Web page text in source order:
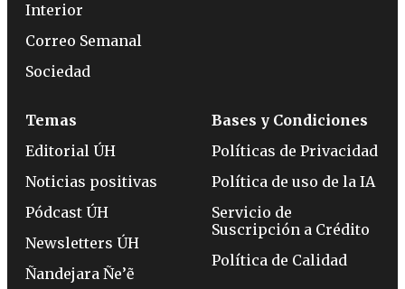
Interior
Correo Semanal
Sociedad
Temas
Editorial ÚH
Noticias positivas
Pódcast ÚH
Newsletters ÚH
Ñandejara Ñe’ẽ
Bases y Condiciones
Políticas de Privacidad
Política de uso de la IA
Servicio de
Suscripción a Crédito
Política de Calidad